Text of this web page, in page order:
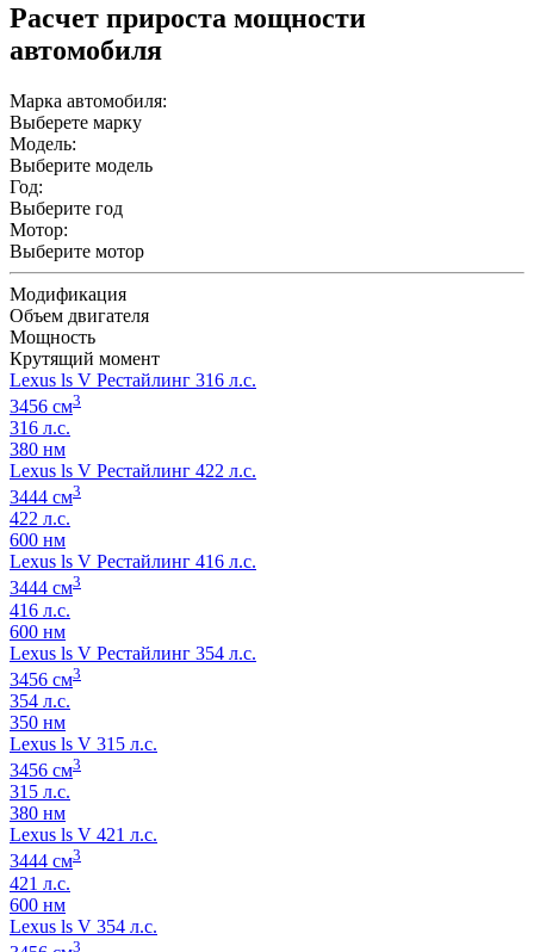
Расчет прироста мощности
автомобиля
Марка автомобиля:
Выберете марку
Модель:
Выберите модель
Год:
Выберите год
Мотор:
Выберите мотор
Модификация
Объем двигателя
Мощность
Крутящий момент
Lexus ls V Рестайлинг 316 л.с.
3456 см3
316 л.с.
380 нм
Lexus ls V Рестайлинг 422 л.с.
3444 см3
422 л.с.
600 нм
Lexus ls V Рестайлинг 416 л.с.
3444 см3
416 л.с.
600 нм
Lexus ls V Рестайлинг 354 л.с.
3456 см3
354 л.с.
350 нм
Lexus ls V 315 л.с.
3456 см3
315 л.с.
380 нм
Lexus ls V 421 л.с.
3444 см3
421 л.с.
600 нм
Lexus ls V 354 л.с.
3